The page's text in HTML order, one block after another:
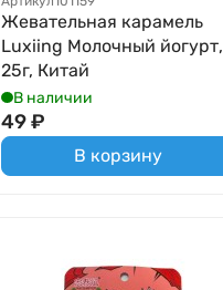
Жевательная карамель
Luxiing Молочный йогурт,
25г, Китай
В наличии
49₽
В корзину